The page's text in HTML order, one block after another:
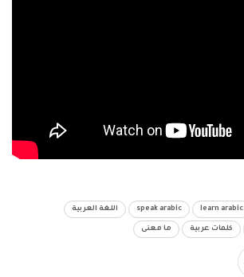
learn arabic
speak arabic اللغة العربية
كلمات عربية ما معنى